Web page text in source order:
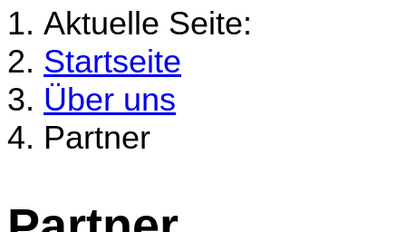
Aktuelle Seite:
Startseite
Über uns
Partner